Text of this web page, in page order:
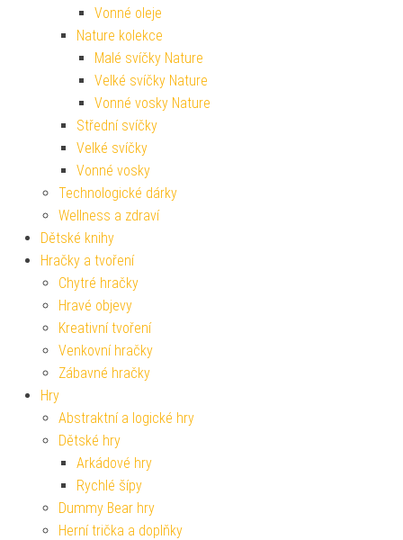
Vonné oleje
Nature kolekce
Malé svíčky Nature
Velké svíčky Nature
Vonné vosky Nature
Střední svíčky
Velké svíčky
Vonné vosky
Technologické dárky
Wellness a zdraví
Dětské knihy
Hračky a tvoření
Chytré hračky
Hravé objevy
Kreativní tvoření
Venkovní hračky
Zábavné hračky
Hry
Abstraktní a logické hry
Dětské hry
Arkádové hry
Rychlé šípy
Dummy Bear hry
Herní trička a doplňky